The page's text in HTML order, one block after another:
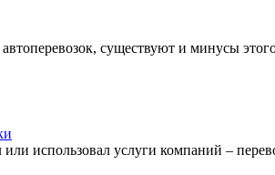
существуют и минусы
использовал услуги компаний –